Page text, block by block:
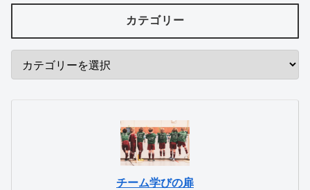
カテゴリー
チーム学びの扉